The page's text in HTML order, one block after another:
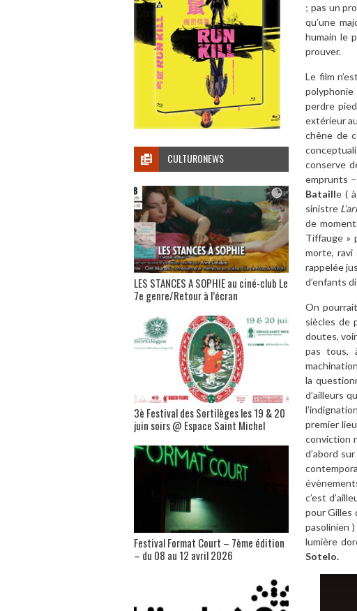
; pas un
qu’une
humain le
prouver.
Le film
perdre
extérieur
chêne de
conserve
emprunts –
Bataille (
sinistre
de
Tiffauge »
morte,
rappelée
d’enfants
On
siècles de
doutes,
pas tous,
la
d’ailleurs
premier
conviction
d’abord
c’est
pour Gilles
pasolinien
lumière
Sotelo.
CULTURONEWS
LES STANCES A SOPHIE au ciné-club Le
7e genre/Retour à l’écran
3è Festival des Sortilèges les 19 & 20
juin soirs @ Espace Saint Michel
Festival Format Court – 7ème édition
– du 08 au 12 avril 2026